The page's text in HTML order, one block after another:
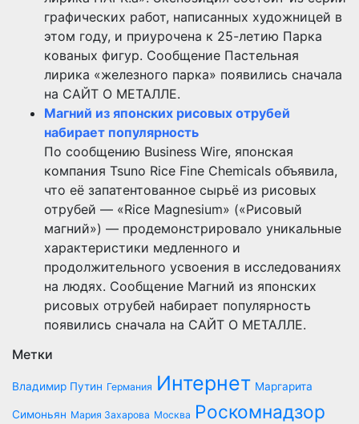
графических работ, написанных художницей в
этом году, и приурочена к 25-летию Парка
кованых фигур. Сообщение Пастельная
лирика «железного парка» появились сначала
на САЙТ О МЕТАЛЛЕ.
Магний из японских рисовых отрубей
набирает популярность
По сообщению Business Wire, японская
компания Tsuno Rice Fine Chemicals объявила,
что её запатентованное сырьё из рисовых
отрубей — «Rice Magnesium» («Рисовый
магний») — продемонстрировало уникальные
характеристики медленного и
продолжительного усвоения в исследованиях
на людях. Сообщение Магний из японских
рисовых отрубей набирает популярность
появились сначала на САЙТ О МЕТАЛЛЕ.
Метки
Владимир Путин Германия Интернет Маргарита
Симоньян Мария Захарова Москва Роскомнадзор